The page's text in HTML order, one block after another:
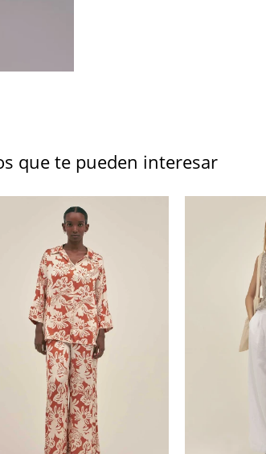
que te pueden interesar